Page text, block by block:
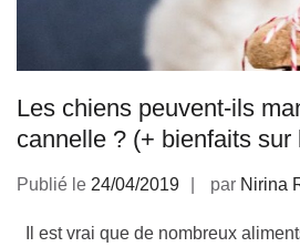
Les chiens peuvent-ils
cannelle ? (+ bienfaits sur
Publié le 24/04/2019 par Nirina
Il est vrai que de nombreux